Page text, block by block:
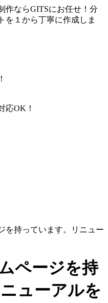
作ならGITSにお任せ！分
を１から丁寧に作成しま
応OK！
を持っています。リニュー
ページを持
ューアルを